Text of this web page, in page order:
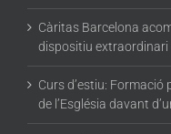
Càritas Barcelona
dispositiu extraordinari
Curs d’estiu:
de l’Església davant